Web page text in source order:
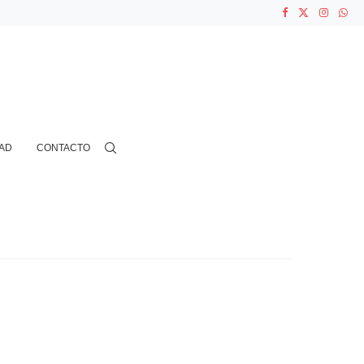
CONTACTO